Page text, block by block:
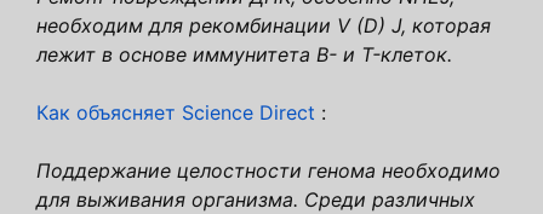
необходим для рекомбинации V (D) J, которая
лежит в основе иммунитета B- и T-клеток.
Как объясняет Science Direct :
Поддержание целостности генома необходимо
для выживания организма. Среди различных